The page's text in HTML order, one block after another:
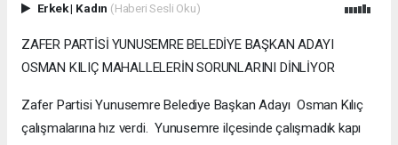
Erkek| Kadın (Haberi Sesli Oku)
ZAFER PARTİSİ YUNUSEMRE BELEDİYE BAŞKAN ADAYI
OSMAN KILIÇ MAHALLELERİN SORUNLARINI DİNLİYOR
Zafer Partisi Yunusemre Belediye Başkan Adayı Osman Kılıç
çalışmalarına hız verdi. Yunusemre ilçesinde çalışmadık kapı